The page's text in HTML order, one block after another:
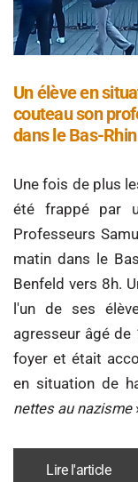
Un élève en
couteau son
dans le Bas-Rhin
Une fois de plus
été frappé par
Professeurs
matin dans le
Benfeld vers 8h.
l'un de ses
agresseur âgé
foyer et était
en situation de
nettes au nazisme
Lire l'article